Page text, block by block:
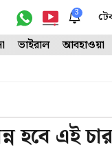
3
ভাইরাল আবহাওয়া
হবে এই চার